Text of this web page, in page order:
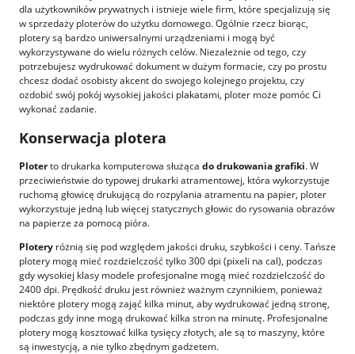
dla użytkowników prywatnych i istnieje wiele firm, które specjalizują się
w sprzedaży ploterów do użytku domowego. Ogólnie rzecz biorąc,
plotery są bardzo uniwersalnymi urządzeniami i mogą być
wykorzystywane do wielu różnych celów. Niezależnie od tego, czy
potrzebujesz wydrukować dokument w dużym formacie, czy po prostu
chcesz dodać osobisty akcent do swojego kolejnego projektu, czy
ozdobić swój pokój wysokiej jakości plakatami, ploter może pomóc Ci
wykonać zadanie.
Konserwacja plotera
Ploterto drukarka komputerowa służąca do drukowania grafiki. W
przeciwieństwie do typowej drukarki atramentowej, która wykorzystuje
ruchomą głowicę drukującą do rozpylania atramentu na papier, ploter
wykorzystuje jedną lub więcej statycznych głowic do rysowania obrazów
na papierze za pomocą pióra.
Plotery różnią się pod względem jakości druku, szybkości i ceny. Tańsze
plotery mogą mieć rozdzielczość tylko 300 dpi (pixeli na cal), podczas
gdy wysokiej klasy modele profesjonalne mogą mieć rozdzielczość do
2400 dpi. Prędkość druku jest również ważnym czynnikiem, ponieważ
niektóre plotery mogą zająć kilka minut, aby wydrukować jedną stronę,
podczas gdy inne mogą drukować kilka stron na minutę. Profesjonalne
plotery mogą kosztować kilka tysięcy złotych, ale są to maszyny, które
są inwestycją, a nie tylko zbędnym gadżetem.